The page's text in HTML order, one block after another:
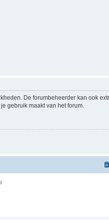
De forumbeheerder kan ook
gebruik maakt van het forum.